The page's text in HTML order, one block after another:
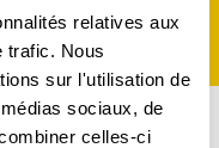
relatives aux
trafic. Nous
sur l'utilisation de
sociaux, de
celles-ci